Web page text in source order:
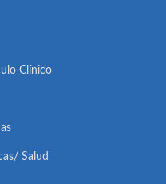
Clínico
Salud